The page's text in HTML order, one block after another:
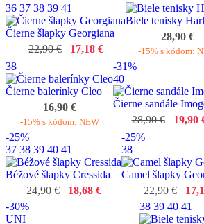
36 37 38 39 41
Čierne šlapky Georgiana
22,90 €
17,18 €
Biele tenisky
28,90 €
-15% s kódom:
38
Čierne balerínky Cleo
16,90 €
-15% s kódom: NEW
-31%
40
Čierne sandále
28,90 €
19,90
-25%
37 38 39 40 41
Béžové šlapky Cressida
24,90 €
18,68 €
-25%
38
Camel šlapky
22,90 €
-30%
UNI
38 39 40 41